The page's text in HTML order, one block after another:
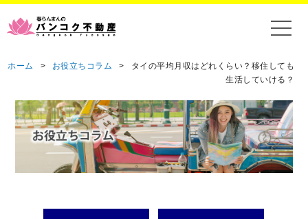
ホーム > お役立ちコラム >
タイの平均月収はどれくらい？移住しても
生活していける？